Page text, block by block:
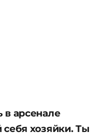
в арсенале
хозяйки. Ты